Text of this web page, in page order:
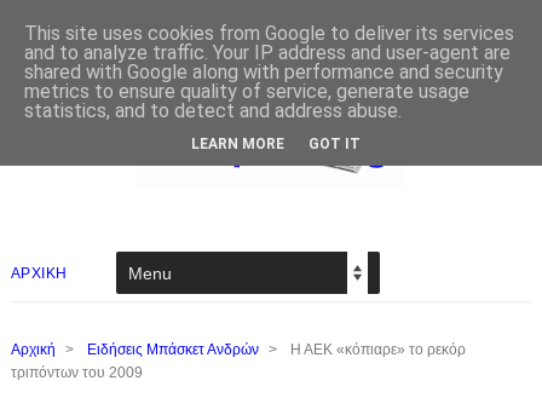
ΑΡΧΙΚΗ
Αρχική > Ειδήσεις Μπάσκετ Ανδρών >
Η ΑΕΚ «κόπιαρε» το ρεκόρ
τριπόντων του 2009
This site uses cookies from Google to deliver its services
and to analyze traffic. Your IP address and user-agent are
shared with Google along with performance and security
metrics to ensure quality of service, generate usage
statistics, and to detect and address abuse.
LEARN MORE GOT IT